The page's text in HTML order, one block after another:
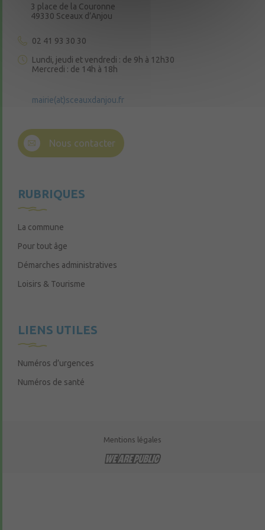
3 place de la Couronne
49330 Sceaux d’Anjou
02 41 93 30 30
Lundi, jeudi et vendredi : de 9h à 12h30
Mercredi : de 14h à 18h
mairie(at)sceauxdanjou.fr
Nous contacter
RUBRIQUES
La commune
Pour tout âge
Démarches administratives
Loisirs & Tourisme
LIENS UTILES
Numéros d’urgences
Numéros de santé
Mentions légales